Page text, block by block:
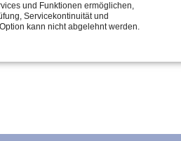
und Funktionen ermöglichen,
Servicekontinuität und
kann nicht abgelehnt werden.